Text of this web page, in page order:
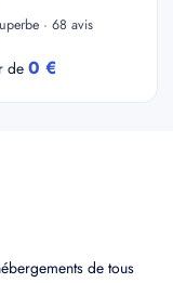
· 68 avis
de0 €
de tous